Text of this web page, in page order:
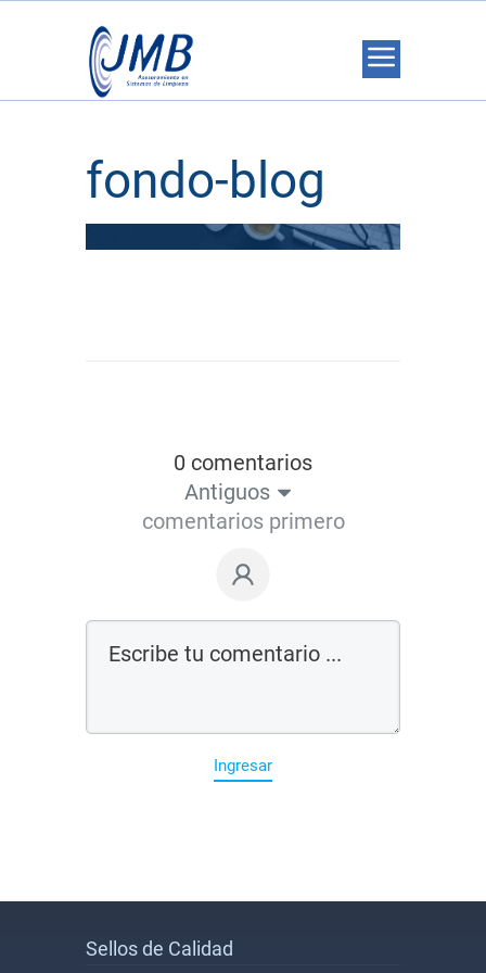
fondo-blog
0 comentarios
Antiguos
comentarios primero
Ingresar
Sellos de Calidad